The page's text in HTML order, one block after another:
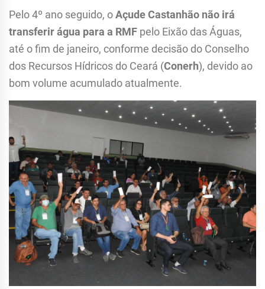
Pelo 4º ano seguido, oAçude Castanhão não irá
transferir água para a RMF pelo Eixão das Águas,
até o fim de janeiro, conforme decisão do Conselho
dos Recursos Hídricos do Ceará (Conerh), devido ao
bom volume acumulado atualmente.